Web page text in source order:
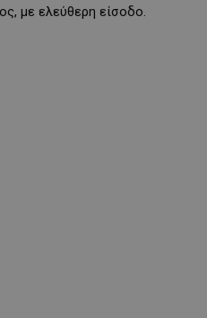
με ελεύθερη είσοδο.